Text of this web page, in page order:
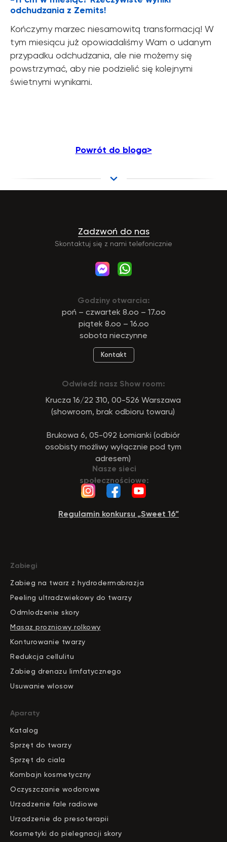
odchudzania z Zemits!
Kończymy marzec niesamowitą transformacją! W
tym miesiącu już opowiadaliśmy Wam o udanym
przypadku odchudzania, ale nie możemy się
powstrzymać, aby nie podzielić się kolejnymi
świetnymi wynikami.
Powrót do bloga>
Skontaktuj się z nami telefonicznie
Zadzwoń do nas
Godziny otwarcia:
poń – czwartek 8.oo – 17.oo
piątek 8.oo – 16.oo
sobota nieczynne
Regulamin konkursu „Sweet 16”
Odwiedź nasz Show room:
Krucza 16/22 310, 00-526 Warszawa
(showroom, brak odbioru towaru)
Brukowa 6, 05-092 Łomianki (odbiór
osobisty możliwy wyłącznie pod tym
adresem)
Kontakt
Nasze sieci
społecznościowe:
Zabiegi
Zabieg na twarz z hydrodermabrazja
Peeling ultradzwiekowy do twarzy
Odmlodzenie skory
Masaz prozniowy rolkowy
Konturowanie twarzy
Redukcja cellulitu
Zabieg drenazu limfatycznego
Usuwanie wlosow
Aparaty
Katalog
Sprzęt do twarzy
Sprzęt do ciala
Kombajn kosmetyczny
Oczyszczanie wodorowe
Urzadzenie fale radiowe
Urzadzenie do presoterapii
Kosmetyki do pielegnacji skory